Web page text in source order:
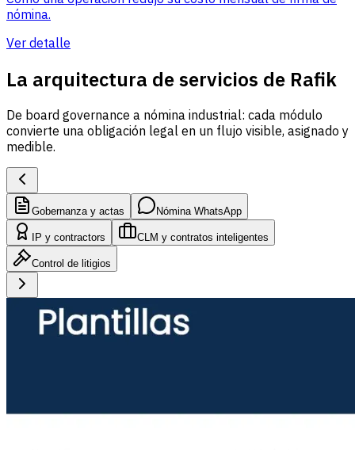
nómina.
Ver detalle
La arquitectura de servicios de Rafik
De board governance a nómina industrial: cada módulo
convierte una obligación legal en un flujo visible, asignado y
medible.
Gobernanza y actas Nómina WhatsApp
IP y contractors CLM y contratos inteligentes
Control de litigios